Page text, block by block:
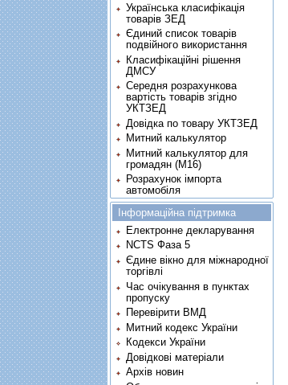
Українська класифікація
товарів ЗЕД
Єдиний список товарів
подвійного використання
Класифікаційні рішення
ДМСУ
Середня розрахункова
вартість товарів згідно
УКТЗЕД
Довідка по товару УКТЗЕД
Митний калькулятор
Митний калькулятор для
громадян (М16)
Розрахунок імпорта
автомобіля
Інформаційна підтримка
Електронне декларування
NCTS Фаза 5
Єдине вікно для міжнародної
торгівлі
Час очікування в пунктах
пропуску
Перевірити ВМД
Митний кодекс України
Кодекси України
Довідкові матеріали
Архів новин